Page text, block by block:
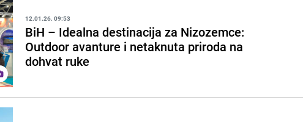
12.01.26. 09:53
BiH – Idealna destinacija za Nizozemce:
Outdoor avanture i netaknuta priroda na
dohvat ruke